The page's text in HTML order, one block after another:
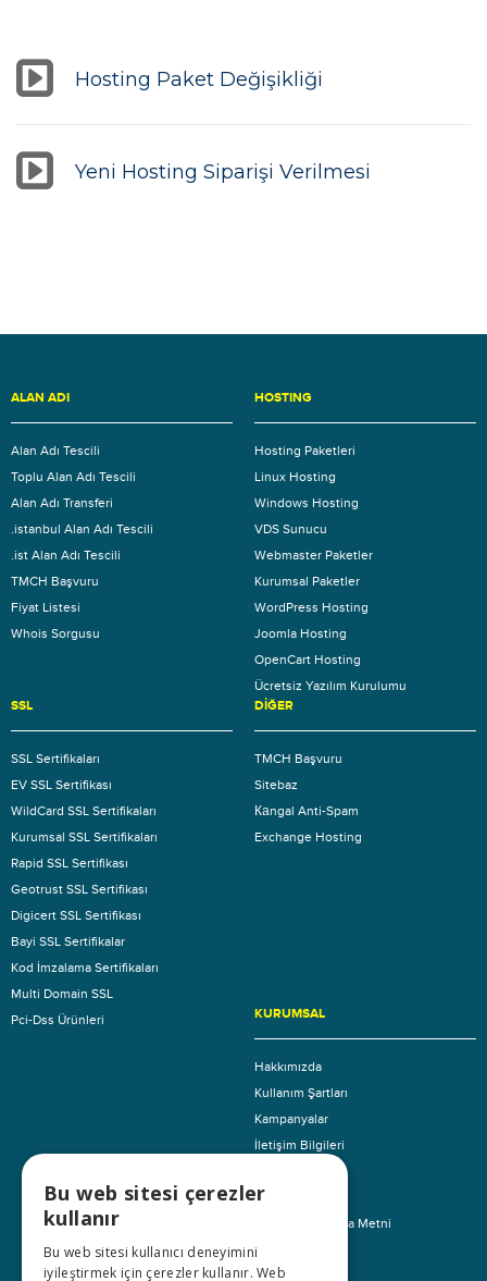
Hosting Paket Değişikliği
Yeni Hosting Siparişi Verilmesi
ALAN ADI
Alan Adı Tescili
Toplu Alan Adı Tescili
Alan Adı Transferi
.istanbul Alan Adı Tescili
.ist Alan Adı Tescili
TMCH Başvuru
Fiyat Listesi
Whois Sorgusu
HOSTING
Hosting Paketleri
Linux Hosting
Windows Hosting
VDS Sunucu
Webmaster Paketler
Kurumsal Paketler
WordPress Hosting
Joomla Hosting
OpenCart Hosting
Ücretsiz Yazılım Kurulumu
SSL
SSL Sertifikaları
EV SSL Sertifikası
WildCard SSL Sertifikaları
Kurumsal SSL Sertifikaları
Rapid SSL Sertifikası
Geotrust SSL Sertifikası
Digicert SSL Sertifikası
Bayi SSL Sertifikalar
Kod İmzalama Sertifikaları
Multi Domain SSL
Pci-Dss Ürünleri
DIĞER
TMCH Başvuru
Sitebaz
Каngal Anti-Spam
Exchange Hosting
KURUMSAL
Hakkımızda
Kullanım Şartları
Kampanyalar
İletişim Bilgileri
İnsan Kaynakları
KVKK Aydınlatma Metni
Bu web sitesi çerezler
kullanır
Bu web sitesi kullanıcı deneyimini
iyileştirmek için çerezler kullanır. Web